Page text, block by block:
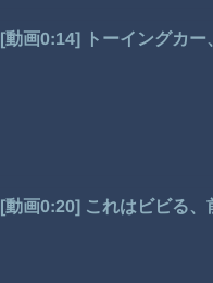
[動画0:14] トーイングカ
[動画0:20] これはビビる